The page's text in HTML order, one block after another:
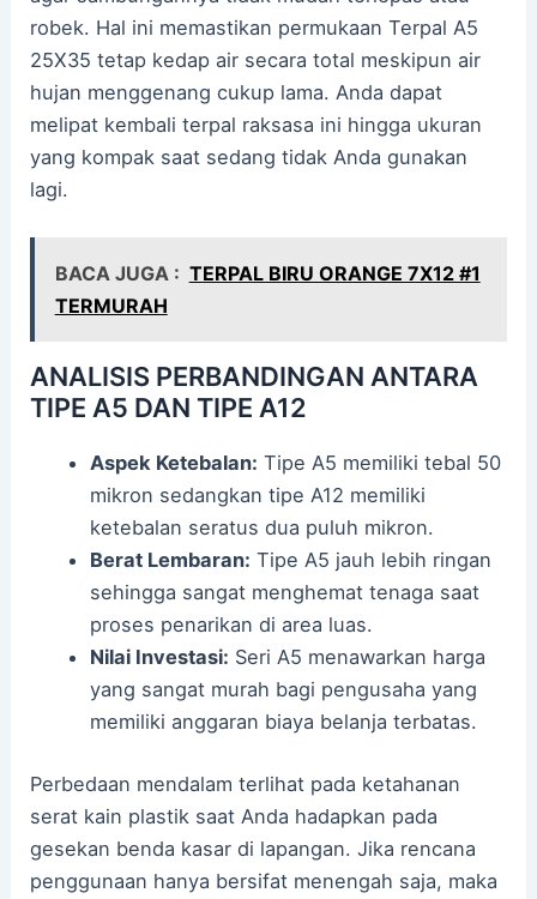
robek. Hal ini memastikan permukaan Terpal A5
25X35 tetap kedap air secara total meskipun air
hujan menggenang cukup lama. Anda dapat
melipat kembali terpal raksasa ini hingga ukuran
yang kompak saat sedang tidak Anda gunakan
lagi.
BACA JUGA : TERPAL BIRU ORANGE 7X12 #1
TERMURAH
ANALISIS PERBANDINGAN ANTARA
TIPE A5 DAN TIPE A12
Aspek Ketebalan: Tipe A5 memiliki tebal 50
mikron sedangkan tipe A12 memiliki
ketebalan seratus dua puluh mikron.
Berat Lembaran: Tipe A5 jauh lebih ringan
sehingga sangat menghemat tenaga saat
proses penarikan di area luas.
Nilai Investasi: Seri A5 menawarkan harga
yang sangat murah bagi pengusaha yang
memiliki anggaran biaya belanja terbatas.
Perbedaan mendalam terlihat pada ketahanan
serat kain plastik saat Anda hadapkan pada
gesekan benda kasar di lapangan. Jika rencana
penggunaan hanya bersifat menengah saja, maka